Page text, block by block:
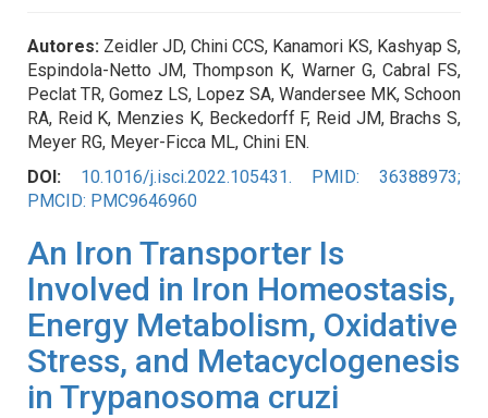
Autores: Zeidler JD, Chini CCS, Kanamori KS, Kashyap S,
Espindola-Netto JM, Thompson K, Warner G, Cabral FS,
Peclat TR, Gomez LS, Lopez SA, Wandersee MK, Schoon
RA, Reid K, Menzies K, Beckedorff F, Reid JM, Brachs S,
Meyer RG, Meyer-Ficca ML, Chini EN.
DOI: 10.1016/j.isci.2022.105431. PMID: 36388973;
PMCID: PMC9646960
An Iron Transporter Is
Involved in Iron Homeostasis,
Energy Metabolism, Oxidative
Stress, and Metacyclogenesis
in Trypanosoma cruzi